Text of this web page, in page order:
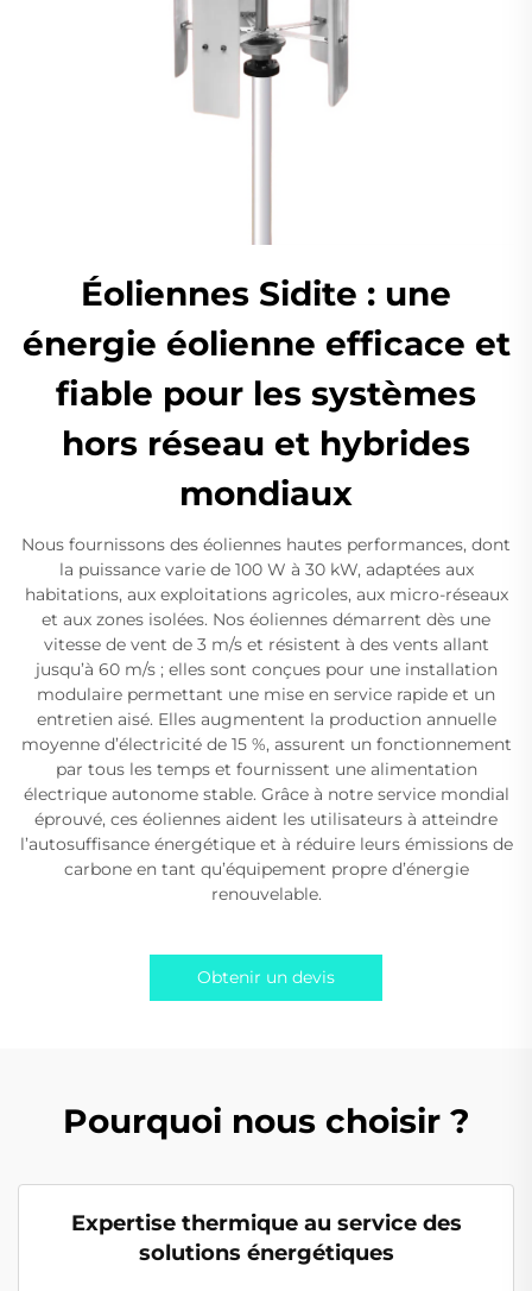
Éoliennes Sidite : une
énergie éolienne efficace et
fiable pour les systèmes
hors réseau et hybrides
mondiaux
Nous fournissons des éoliennes hautes performances, dont
la puissance varie de 100 W à 30 kW, adaptées aux
habitations, aux exploitations agricoles, aux micro-réseaux
et aux zones isolées. Nos éoliennes démarrent dès une
vitesse de vent de 3 m/s et résistent à des vents allant
jusqu’à 60 m/s ; elles sont conçues pour une installation
modulaire permettant une mise en service rapide et un
entretien aisé. Elles augmentent la production annuelle
moyenne d’électricité de 15 %, assurent un fonctionnement
par tous les temps et fournissent une alimentation
électrique autonome stable. Grâce à notre service mondial
éprouvé, ces éoliennes aident les utilisateurs à atteindre
l’autosuffisance énergétique et à réduire leurs émissions de
carbone en tant qu’équipement propre d’énergie
renouvelable.
Obtenir un devis
Pourquoi nous choisir ?
Expertise thermique au service des
solutions énergétiques